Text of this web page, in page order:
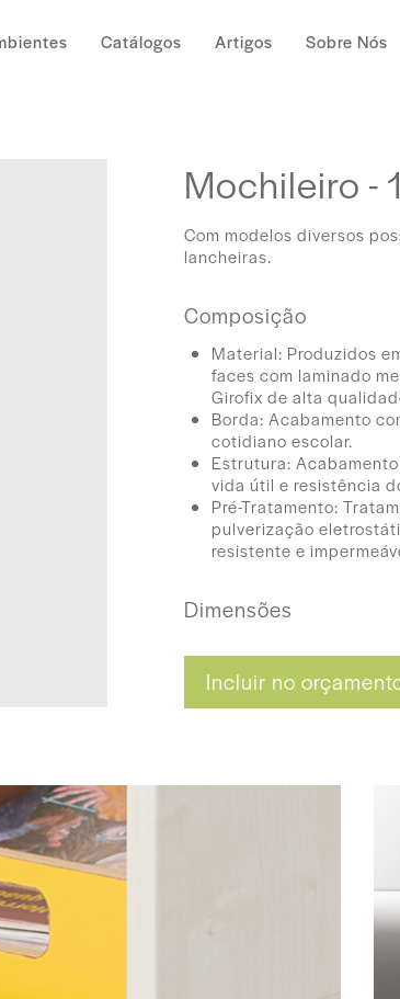
Catálogos Artigos Sobre Nós
Mochileiro -
Com modelos diversos
lancheiras.
Composição
Material: Produzidos
faces com laminado
Girofix de alta
Borda: Acabamento
cotidiano escolar.
Estrutura:
vida útil e resistência
Pré-Tratamento:
pulverização
resistente e
Dimensões
Incluir no